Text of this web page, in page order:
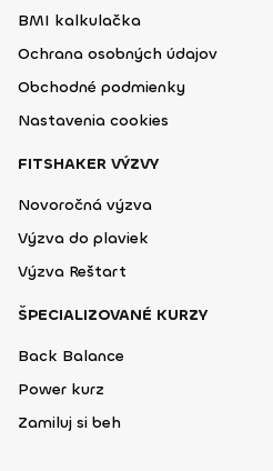
BMI kalkulačka
Ochrana osobných údajov
Obchodné podmienky
Nastavenia cookies
FITSHAKER VÝZVY
Novoročná výzva
Výzva do plaviek
Výzva Reštart
ŠPECIALIZOVANÉ KURZY
Back Balance
Power kurz
Zamiluj si beh